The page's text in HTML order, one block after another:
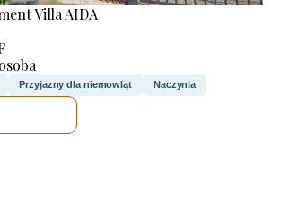
Villa AIDA
Przyjazny dla niemowląt Naczynia